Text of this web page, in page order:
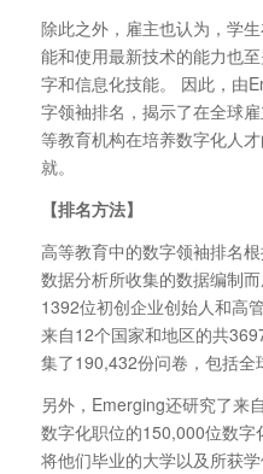
除此之外，雇主也认为，学
能和使用最新技术的能力也
字和信息化技能。 因此，由
字领袖排名，揭示了在全球
等教育机构在培养数字化人
就。
【排名方法】
高等教育中的数字领袖排名
数据分析所收集的数据编制
1392位初创企业创始人和
来自12个国家和地区的共
集了190,432份问卷，包括全
另外，Emerging还研究了来
数字化职位的150,000位数字
将他们毕业的大学以及所获